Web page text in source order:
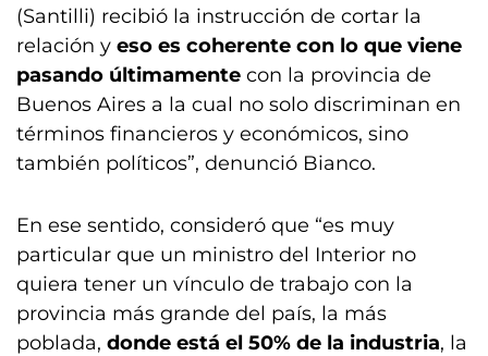
(Santilli) recibió la instrucción de cortar la
relación y eso es coherente con lo que viene
pasando últimamente con la provincia de
Buenos Aires a la cual no solo discriminan en
términos financieros y económicos, sino
también políticos”, denunció Bianco.
En ese sentido, consideró que “es muy
particular que un ministro del Interior no
quiera tener un vínculo de trabajo con la
provincia más grande del país, la más
poblada, donde está el 50% de la industria, la